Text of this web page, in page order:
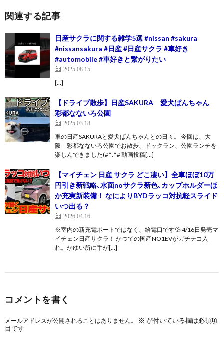
関連する記事
日産サクラに関する雑学5選 #nissan #sakura
#nissansakura #日産 #日産サクラ #車好き
#automobile #車好きと繋がりたい
2025.08.15
[…]
【ドライブ散歩】日産SAKURA 愛犬ぱんちゃん
彩都なないろ公園
2025.03.18
車の日産SAKURAと愛犬ぱんちゃんとの日々。 今回は、大
阪 彩都なないろ公園でお散歩、ドックラン、公園ランチを
楽しんできました(#^.^# 動画投稿[…]
【マイチェン 日産 サクラ どこ凄い】全車ほぼ10万
円引き新戦略､水面noサクラ新色､カップホルダーほ
か充実新装備！ なによりBYDラッコ対抗軽スライド
いつ出る？
2026.04.16
※室内の新充電ポートではなく、給電口です💦 4/16日発売マ
イチェン日産サクラ！ かつての国産NO1EVがガチテコ入
れ。かゆい所に手が[…]
コメントを書く
メールアドレスが公開されることはありません。 ※ が付いている欄は必須項
目です